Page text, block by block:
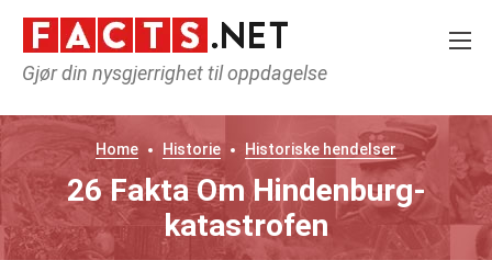
Gjør din nysgjerrighet til oppdagelse
Home Historie Historiske hendelser
26 Fakta Om Hindenburg-
katastrofen